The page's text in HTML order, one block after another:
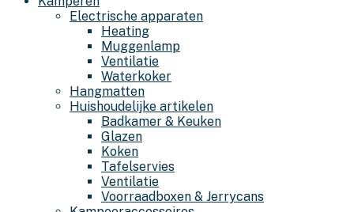
Electrische apparaten
Heating
Muggenlamp
Ventilatie
Waterkoker
Hangmatten
Huishoudelijke artikelen
Badkamer & Keuken
Glazen
Koken
Tafelservies
Ventilatie
Voorraadboxen & Jerrycans